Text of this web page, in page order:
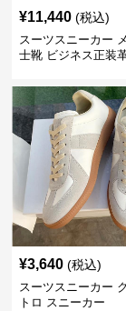
¥11,440 (税込)
スーツスニーカー
士靴 ビジネス正装
¥3,640 (税込)
スーツスニーカー
トロ スニーカー